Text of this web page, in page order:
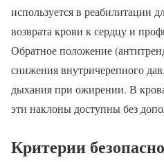
используется в реабилитации
возврата крови к сердцу и
Обратное положение
снижения внутричерепного
дыхания при ожирении. В
эти наклоны доступны без
Критерии